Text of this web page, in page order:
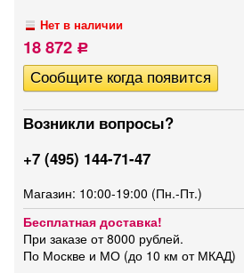
Нет в наличии
18 872 Р
Возникли вопросы?
+7 (495) 144-71-47
Магазин: 10:00-19:00 (Пн.-Пт.)
Бесплатная доставка!
При заказе от 8000 рублей.
По Москве и МО (до 10 км от МКАД)